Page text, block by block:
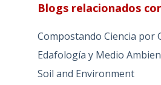
Blogs relacionados
Compostando Ciencia por
Edafología y Medio
Soil and Environment